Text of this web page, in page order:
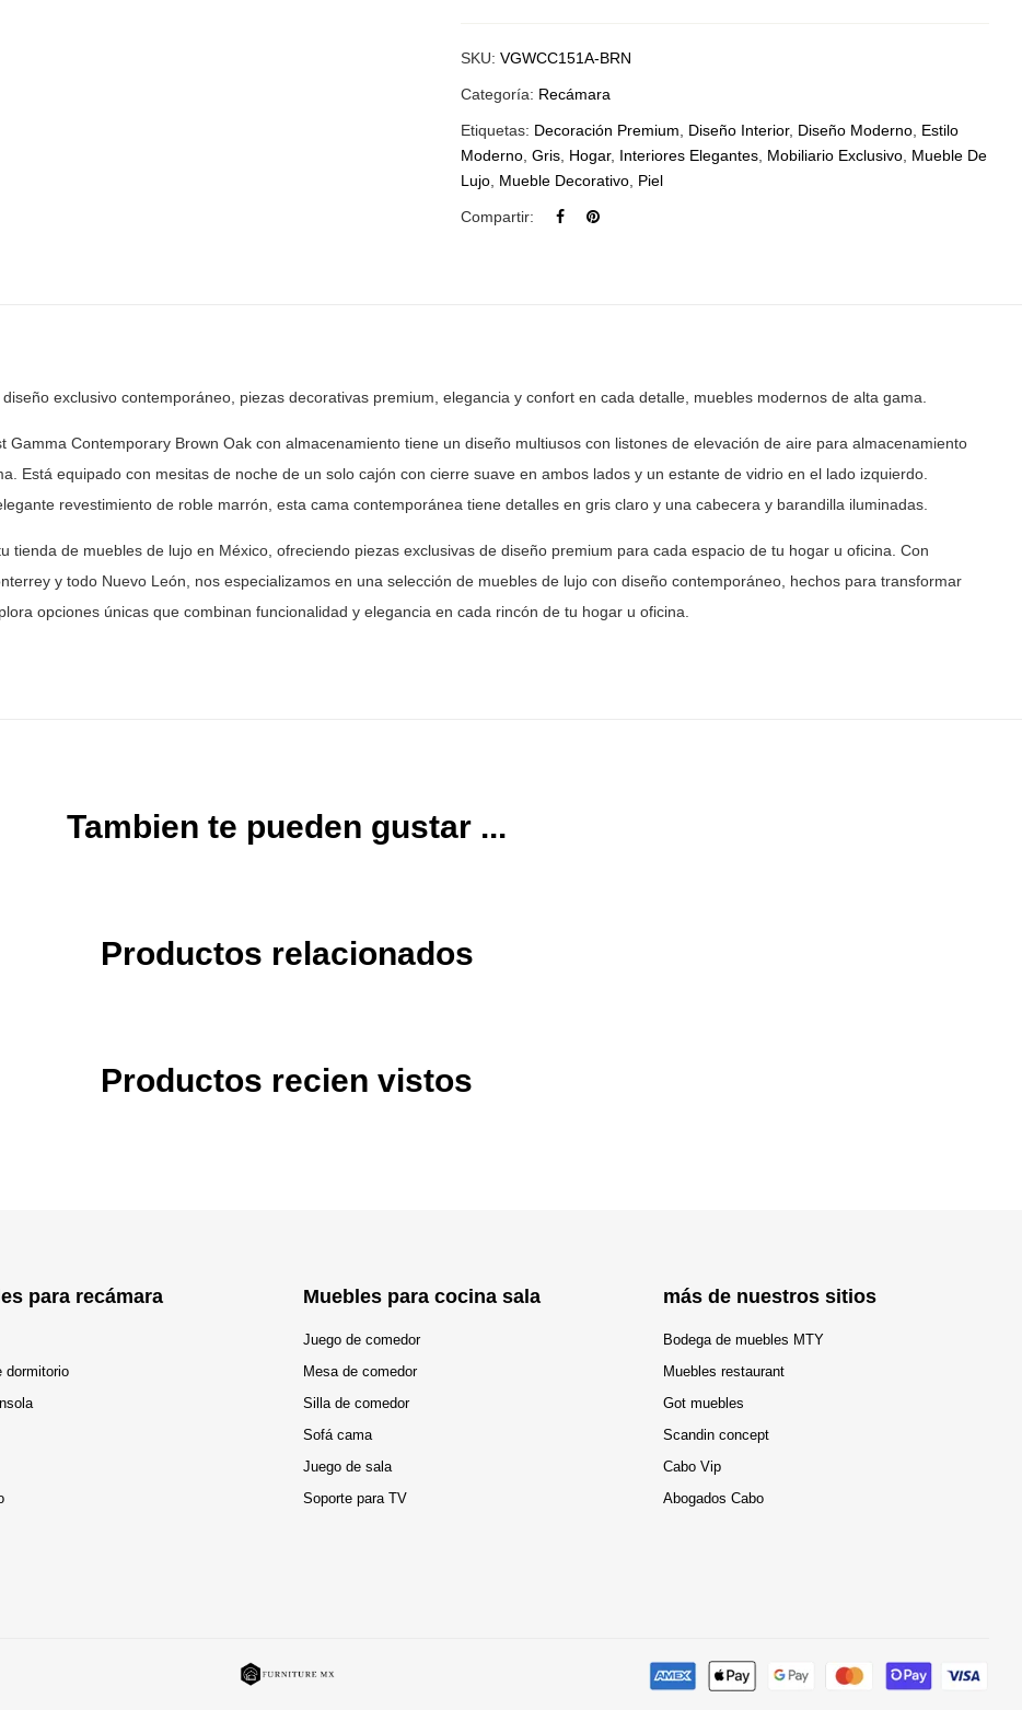
SKU:VGWCC151A-BRN
Categoría: Recámara
Etiquetas: Decoración Premium Diseño Interior, Diseño Moderno Estilo
Moderno ,Gris Hogar, Interiores Elegantes Mobiliario Exclusivo Mueble De
Lujo Mueble Decorativo Piel
Compartir:
diseño exclusivo contemporáneo, piezas decorativas premium, elegancia y confort en cada detalle, muebles modernos de alta gama.
Gamma Contemporary Brown Oak con almacenamiento tiene un diseño multiusos con listones de elevación de aire para almacenamiento
Está equipado con mesitas de noche de un solo cajón con cierre suave en ambos lados y un estante de vidrio en el lado izquierdo.
revestimiento de roble marrón, esta cama contemporánea tiene detalles en gris claro y una cabecera y barandilla iluminadas.
tienda de muebles de lujo en México, ofreciendo piezas exclusivas de diseño premium para cada espacio de tu hogar u oficina. Con
y todo Nuevo León, nos especializamos en una selección de muebles de lujo con diseño contemporáneo, hechos para transformar
opciones únicas que combinan funcionalidad y elegancia en cada rincón de tu hogar u oficina.
Tambien te pueden gustar ...
Productos relacionados
Productos recien vistos
para recámara
dormitorio
Muebles para cocina sala
Juego de comedor
Mesa de comedor
Silla de comedor
Sofá cama
Juego de sala
Soporte para TV
más de nuestros sitios
Bodega de muebles MTY
Muebles restaurant
Got muebles
Scandin concept
Cabo Vip
Abogados Cabo